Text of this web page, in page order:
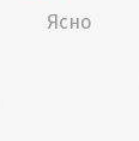
Ясно